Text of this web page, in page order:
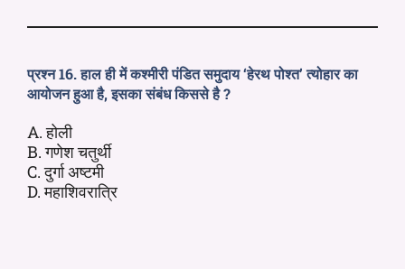
प्रश्न 16. हाल ही में कश्मीरी पंडित समुदाय ‘हेरथ पोश्त’ त्योहार का
आयोजन हुआ है, इसका संबंध किससे है ?
A. होली
B. गणेश चतुर्थी
C. दुर्गा अष्टमी
D. महाशिवरात्रि